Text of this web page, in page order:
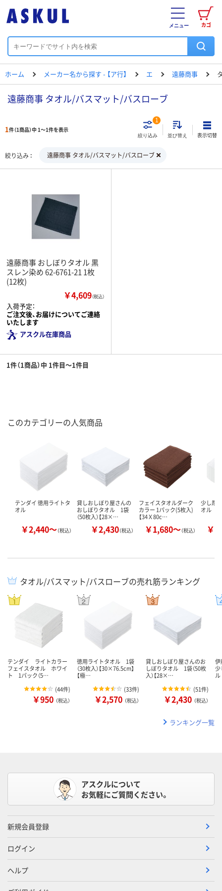
カゴ
メニュー
ホーム メーカー名から探す - 【ア行】 エ 遠藤商事
遠藤商事 タオル/バスマット/バスローブ
1件（1商品）中 1～1件を表示
絞り込み
1
並び替え 表示切替
絞り込み 遠藤商事 タオル/バスマット/バスローブ
遠藤商事 おしぼりタオル 黒
スレン染め 62-6761-21 1枚
(12枚)
￥4,609（税込）
入荷予定：
ご注文後、お届けについてご連絡
いたします
アスクル在庫商品
1件（1商品）中 1件目～1件目
このカテゴリーの人気商品
テンダイ 徳用ライトタ
オル
￥2,440～（税込）
貸しおしぼり屋さんの
おしぼりタオル 1袋
（50枚入）【28×…
￥2,430（税込）
フェイスタオルダーク
カラー 1パック(5枚入)
【34Ｘ80c…
￥1,680～（税込）
少し厚
オル
￥
タオル/バスマット/バスローブの売れ筋ランキング
テンダイ ライトカラー
フェイスタオル ホワイ
ト 1パック（5…
(44件)
￥950 （税込）
徳用ライトタオル 1袋
（30枚入）【30×76.5cm】
【極…
(33件)
￥2,570 （税込）
貸しおしぼり屋さんのお
しぼりタオル 1袋（50枚
入）【28×…
(51件)
￥2,430 （税込）
伊
少
ランキング一覧
アスクルについて
お気軽にご質問ください。
新規会員登録
ログイン
ヘルプ